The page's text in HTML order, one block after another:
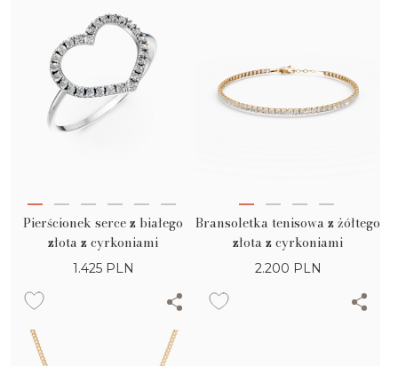
Pierścionek serce z białego
złota z cyrkoniami
1.425 PLN
Bransoletka tenisowa z żółtego
złota z cyrkoniami
2.200 PLN